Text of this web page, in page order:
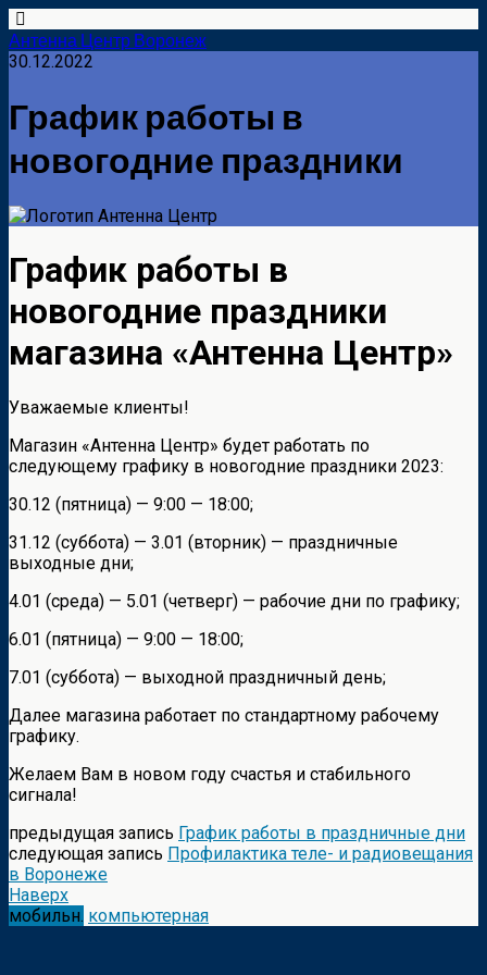
Антенна Центр Воронеж
30.12.2022
График работы в
новогодние праздники
График работы в
новогодние праздники
магазина «Антенна Центр»
Уважаемые клиенты!
Магазин «Антенна Центр» будет работать по
следующему графику в новогодние праздники 2023:
30.12 (пятница) — 9:00 — 18:00;
31.12 (суббота) — 3.01 (вторник) — праздничные
выходные дни;
4.01 (среда) — 5.01 (четверг) — рабочие дни по графику;
6.01 (пятница) — 9:00 — 18:00;
7.01 (суббота) — выходной праздничный день;
Далее магазина работает по стандартному рабочему
графику.
Желаем Вам в новом году счастья и стабильного
сигнала!
предыдущая запись График работы в праздничные дни
следующая запись Профилактика теле- и радиовещания
в Воронеже
Наверх
мобильн. компьютерная